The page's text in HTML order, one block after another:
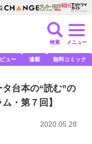
検索 メニュー
ュー 連載 無料コミック
台本の“読む”の
・第７回】
2020.05.28